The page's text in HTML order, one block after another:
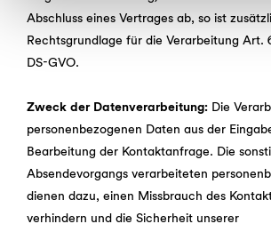
von Ihnen zusätzlich angeklickte
Typen verwendet). Weitere
Datenschutzhinweisen.
Egal wofür Sie sich entscheiden, wir
Abschluss eines Vertrages ab, so ist
Rechtsgrundlage für die Verarbeitung Art.
DS-GVO.
Zweck der Datenverarbeitung: Die
personenbezogenen Daten aus der
Bearbeitung der Kontaktanfrage. Die
Absendevorgangs verarbeiteten
dienen dazu, einen Missbrauch des
verhindern und die Sicherheit unserer